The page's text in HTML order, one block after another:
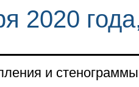
2020
и стенограммы